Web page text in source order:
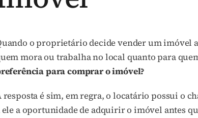
o proprietário decide vender um imóvel
mora ou trabalha no local quanto para
para comprar o imóvel?
resposta é sim, em regra, o locatário possui o
ele a oportunidade de adquirir o imóvel antes